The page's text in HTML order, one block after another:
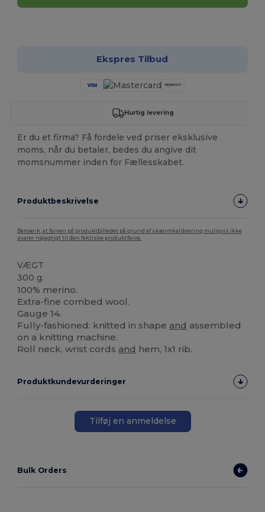
Ekspres Tilbud
Hurtig levering
Er du et firma? Få fordele ved priser eksklusive
moms, når du betaler, bedes du angive dit
momsnummer inden for Fællesskabet.
Produktbeskrivelse
Bemærk, at farven på produktbilledet på grund af skærmkalibrering muligvis ikke
svarer nøjagtigt til den faktiske produktfarve.
VÆGT
300 g.
100% merino.
Extra-fine combed wool.
Gauge 14.
Fully-fashioned: knitted in shape and assembled
on a knitting machine.
Roll neck, wrist cords and hem, 1x1 rib.
Produktkundevurderinger
Tilføj en anmeldelse
Bulk Orders